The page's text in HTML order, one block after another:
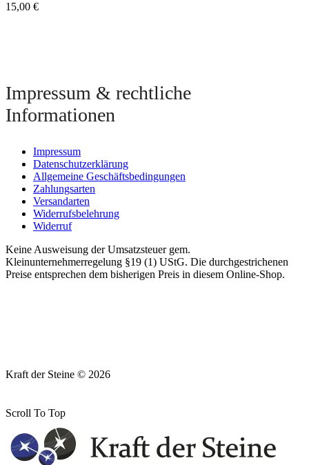
15,00 €
Impressum & rechtliche
Informationen
Impressum
Datenschutzerklärung
Allgemeine Geschäftsbedingungen
Zahlungsarten
Versandarten
Widerrufsbelehrung
Widerruf
Keine Ausweisung der Umsatzsteuer gem.
Kleinunternehmerregelung §19 (1) UStG. Die durchgestrichenen
Preise entsprechen dem bisherigen Preis in diesem Online-Shop.
Kraft der Steine © 2026
Scroll To Top